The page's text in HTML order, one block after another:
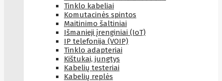
Tinklo kabeliai
Komutacinės spintos
Maitinimo šaltiniai
Išmanieji įrenginiai (IoT)
IP telefonija (VOIP)
Tinklo adapteriai
Kištukai, jungtys
Kabelių testeriai
Kabelių replės